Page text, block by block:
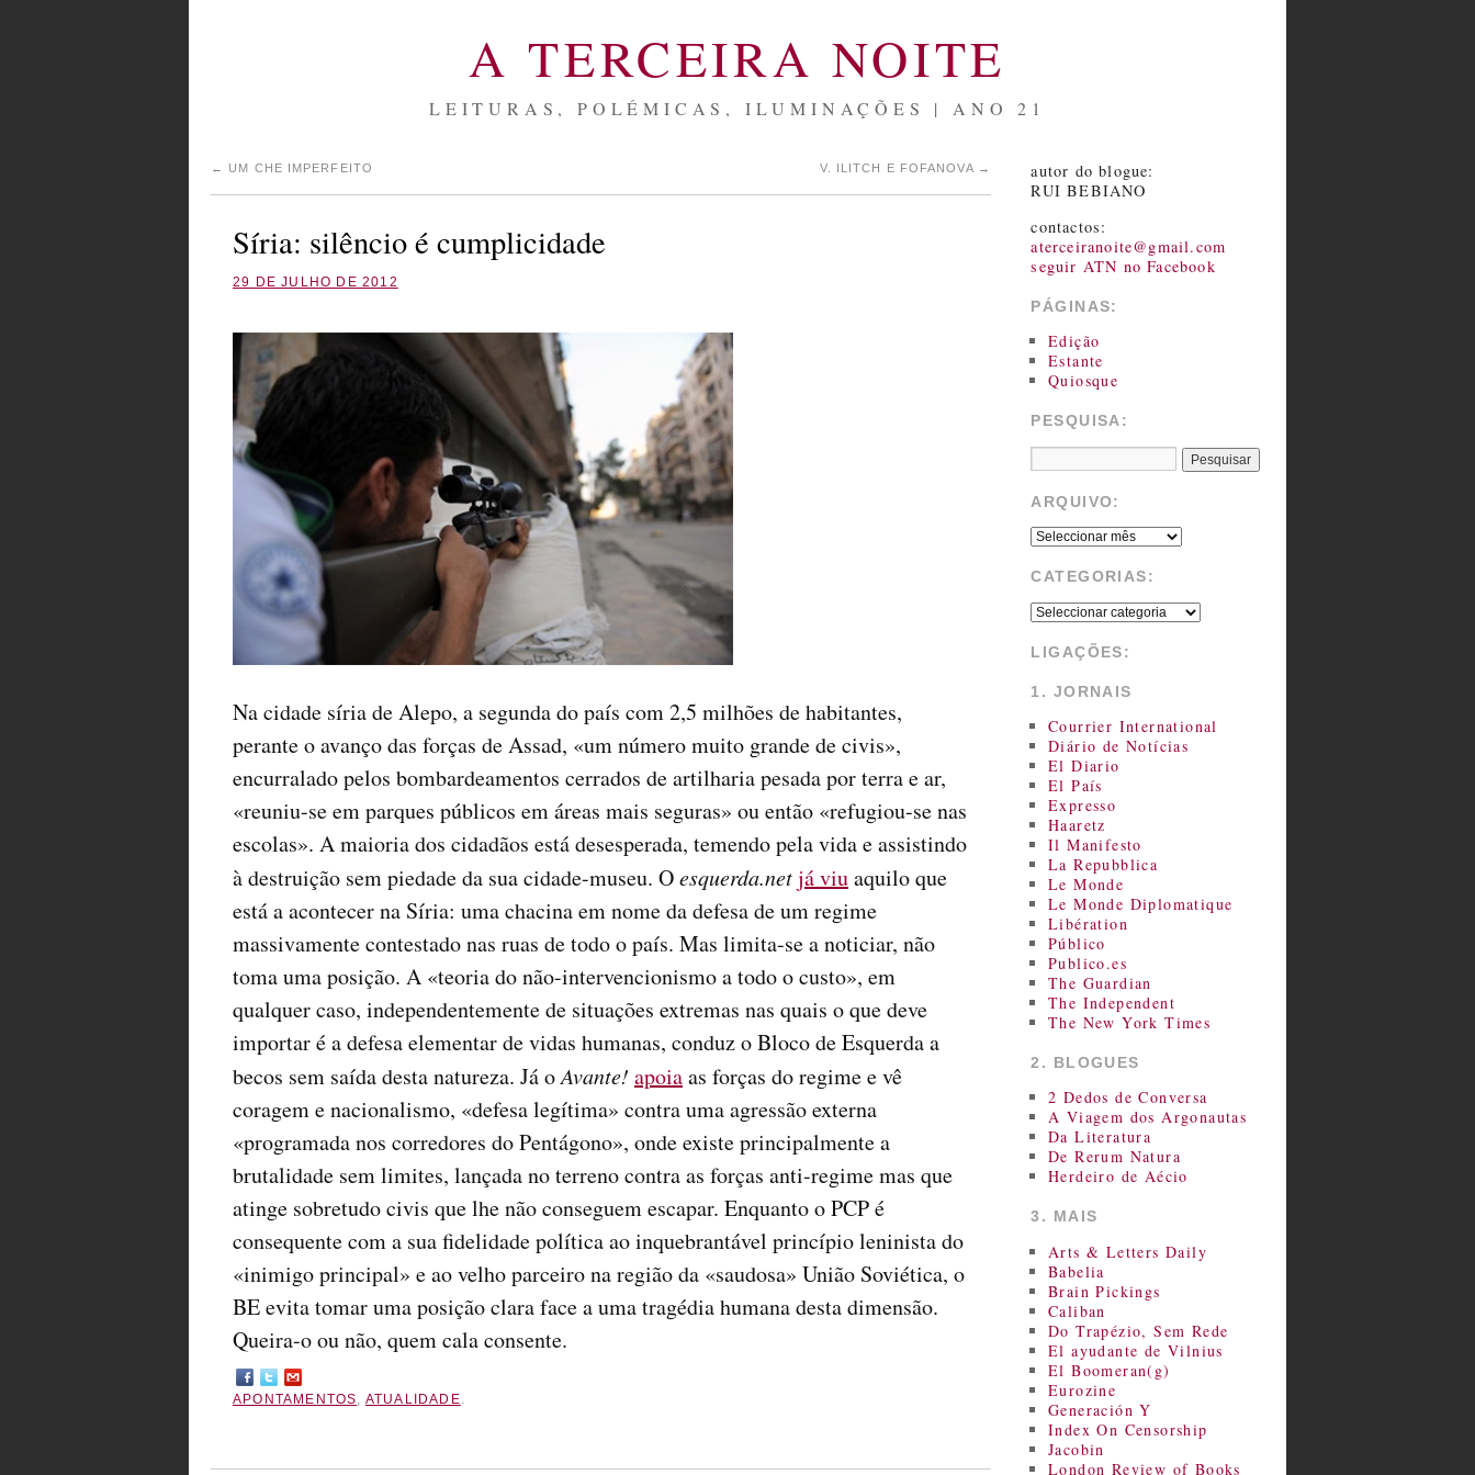
A TERCEIRA NOITE
LEITURAS, POLÉMICAS, ILUMINAÇÕES | ANO 21
← UM CHE IMPERFEITO V. ILITCH E FOFANOVA →
Síria: silêncio é cumplicidade
29 DE JULHO DE 2012
Na cidade síria de Alepo, a segunda do país com 2,5 milhões de habitantes,
perante o avanço das forças de Assad, «um número muito grande de civis»,
encurralado pelos bombardeamentos cerrados de artilharia pesada por terra e ar,
«reuniu-se em parques públicos em áreas mais seguras» ou então «refugiou-se nas
escolas». A maioria dos cidadãos está desesperada, temendo pela vida e assistindo
à destruição sem piedade da sua cidade-museu. Oesquerda.netjá viuaquilo que
está a acontecer na Síria: uma chacina em nome da defesa de um regime
massivamente contestado nas ruas de todo o país. Mas limita-se a noticiar, não
toma uma posição. A «teoria do não-intervencionismo a todo o custo», em
qualquer caso, independentemente de situações extremas nas quais o que deve
importar é a defesa elementar de vidas humanas, conduz o Bloco de Esquerda a
becos sem saída desta natureza. Já oAvante! apoiaas forças do regime e vê
coragem e nacionalismo, «defesa legítima» contra uma agressão externa
«programada nos corredores do Pentágono», onde existe principalmente a
brutalidade sem limites, lançada no terreno contra as forças anti-regime mas que
atinge sobretudo civis que lhe não conseguem escapar. Enquanto o PCP é
consequente com a sua fidelidade política ao inquebrantável princípio leninista do
«inimigo principal» e ao velho parceiro na região da «saudosa» União Soviética, o
BE evita tomar uma posição clara face a uma tragédia humana desta dimensão.
Queira-o ou não, quem cala consente.
APONTAMENTOS, ATUALIDADE.
autor do blogue:
RUI BEBIANO
contactos:
aterceiranoite@gmail.com
seguir ATN no Facebook
PÁGINAS:
Edição
Estante
Quiosque
PESQUISA:
ARQUIVO:
CATEGORIAS:
LIGAÇÕES:
1. JORNAIS
Courrier International
Diário de Notícias
El Diario
El País
Expresso
Haaretz
Il Manifesto
La Repubblica
Le Monde
Le Monde Diplomatique
Libération
Público
Publico.es
The Guardian
The Independent
The New York Times
2. BLOGUES
2 Dedos de Conversa
A Viagem dos Argonautas
Da Literatura
De Rerum Natura
Herdeiro de Aécio
3. MAIS
Arts & Letters Daily
Babelia
Brain Pickings
Caliban
Do Trapézio, Sem Rede
El ayudante de Vilnius
El Boomeran(g)
Eurozine
Generación Y
Index On Censorship
Jacobin
London Review of Books